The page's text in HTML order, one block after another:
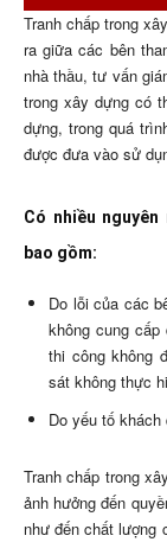
Tranh chấp trong
ra giữa các bên
nhà thầu, tư vấn
trong xây dựng có
dựng, trong quá
được đưa vào sử
Có nhiều
bao gồm:
Do lỗi của các
không cung
thi công không
sát không thực
Do yếu tố
Tranh chấp trong
ảnh hưởng đến
như đến chất lượng